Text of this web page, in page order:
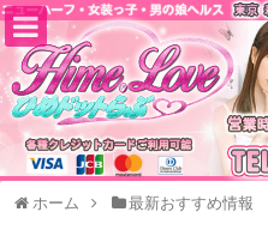
ホーム 最新おすすめ情報